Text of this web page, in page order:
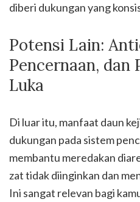
diberi dukungan yang
Potensi Lain:
Pencernaan, dan
Luka
Di luar itu, manfaat daun
dukungan pada sistem
membantu meredakan
zat tidak diinginkan dan
Ini sangat relevan bagi